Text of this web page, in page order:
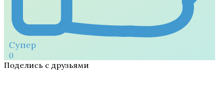
Супер
0
Поделись с друзьями